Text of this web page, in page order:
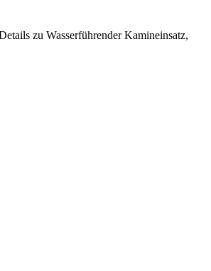
zu Wasserführender Kamineinsatz,